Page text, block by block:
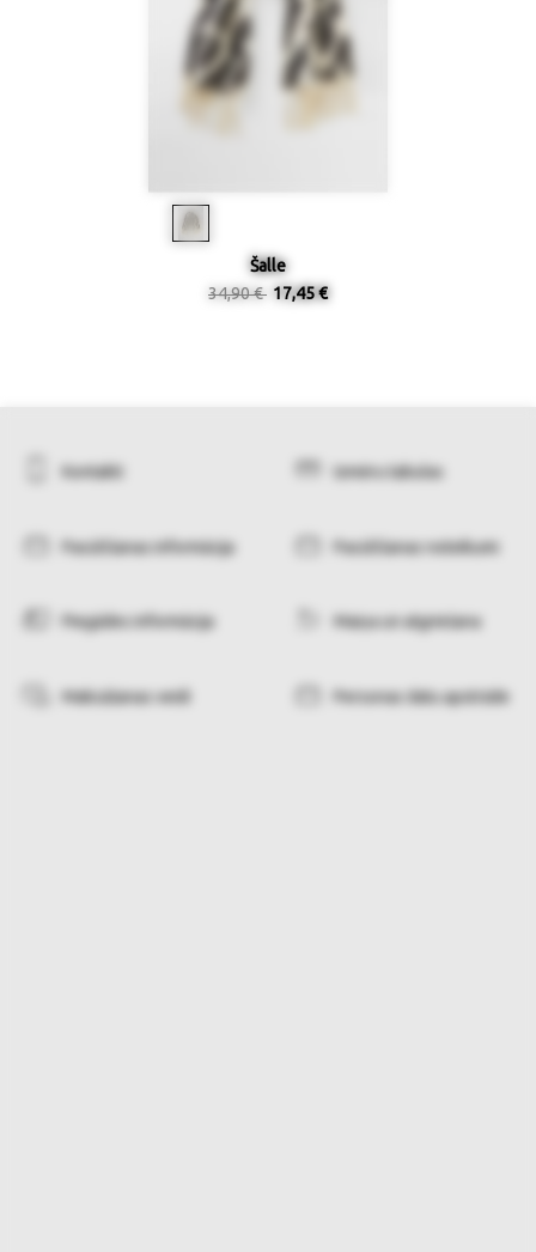
Šalle
34,90 € 17,45 €
Kontakti Izmēru tabulas
Pasūtīšanas informācija Pasūtīšanas noteikumi
Piegādes informācija Maiņa un atgriešana
Maksāšanas veidi Personas datu apstrāde